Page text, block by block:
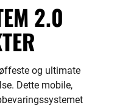
2.0
og ultimate
Dette mobile,